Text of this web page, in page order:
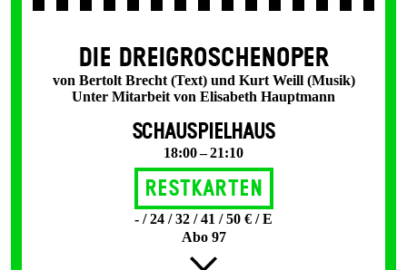
DIE DREI­GROSCHEN­OPER
von Bertolt Brecht (Text) und Kurt Weill (Musik)
Unter Mitarbeit von Elisabeth Hauptmann
SCHAUSPIELHAUS
18:00 – 21:10
Restkarten
- / 24 / 32 / 41 / 50 € / E
Abo 97